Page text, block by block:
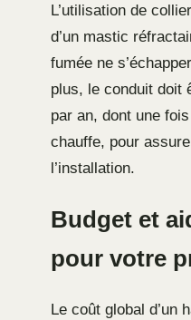
L’utilisation de
d’un mastic
fumée ne
plus, le conduit doit
par an, dont une
chauffe, pour
l’installation.
Budget et
pour votre
Le coût global d’un